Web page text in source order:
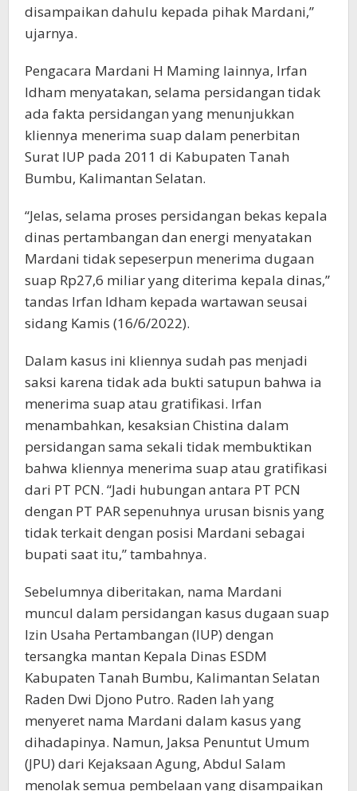
disampaikan dahulu kepada pihak Mardani,”
ujarnya.
Pengacara Mardani H Maming lainnya, Irfan
Idham menyatakan, selama persidangan tidak
ada fakta persidangan yang menunjukkan
kliennya menerima suap dalam penerbitan
Surat IUP pada 2011 di Kabupaten Tanah
Bumbu, Kalimantan Selatan.
“Jelas, selama proses persidangan bekas kepala
dinas pertambangan dan energi menyatakan
Mardani tidak sepeserpun menerima dugaan
suap Rp27,6 miliar yang diterima kepala dinas,”
tandas Irfan Idham kepada wartawan seusai
sidang Kamis (16/6/2022).
Dalam kasus ini kliennya sudah pas menjadi
saksi karena tidak ada bukti satupun bahwa ia
menerima suap atau gratifikasi. Irfan
menambahkan, kesaksian Chistina dalam
persidangan sama sekali tidak membuktikan
bahwa kliennya menerima suap atau gratifikasi
dari PT PCN. “Jadi hubungan antara PT PCN
dengan PT PAR sepenuhnya urusan bisnis yang
tidak terkait dengan posisi Mardani sebagai
bupati saat itu,” tambahnya.
Sebelumnya diberitakan, nama Mardani
muncul dalam persidangan kasus dugaan suap
Izin Usaha Pertambangan (IUP) dengan
tersangka mantan Kepala Dinas ESDM
Kabupaten Tanah Bumbu, Kalimantan Selatan
Raden Dwi Djono Putro. Raden lah yang
menyeret nama Mardani dalam kasus yang
dihadapinya. Namun, Jaksa Penuntut Umum
(JPU) dari Kejaksaan Agung, Abdul Salam
menolak semua pembelaan yang disampaikan